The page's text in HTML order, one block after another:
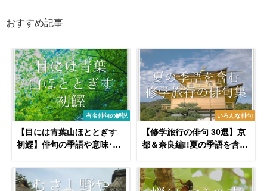
おすすめ記事
有名俳句の解説
【目には青葉山ほととぎす
初鰹】俳句の季語や意味･表
底解説!!
いろんな俳句
【修学旅行の俳句 30選】京
都＆奈良編!!夏の季語を含ん
介！